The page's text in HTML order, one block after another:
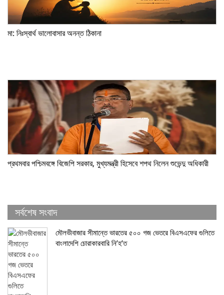
মা: নিঃস্বার্থ ভালোবাসার অনন্ত ঠিকানা
প্রথমবার পশ্চিমবঙ্গে বিজেপি সরকার, মুখ্যমন্ত্রী হিসেবে শপথ নিলেন শুভেন্দু অধিকারী
সর্বশেষ সংবাদ
মৌলভীবাজার সীমান্তে ভারতের ৫০০ গজ ভেতরে বিএসএফের গুলিতে
বাংলাদেশি চোরাকারবারি নি’হ’ত